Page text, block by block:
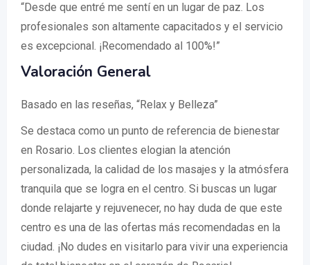
“Desde que entré me sentí en un lugar de paz. Los
profesionales son altamente capacitados y el servicio
es excepcional. ¡Recomendado al 100%!”
Valoración General
Basado en las reseñas, “Relax y Belleza”
Se destaca como un punto de referencia de bienestar
en Rosario. Los clientes elogian la atención
personalizada, la calidad de los masajes y la atmósfera
tranquila que se logra en el centro. Si buscas un lugar
donde relajarte y rejuvenecer, no hay duda de que este
centro es una de las ofertas más recomendadas en la
ciudad. ¡No dudes en visitarlo para vivir una experiencia